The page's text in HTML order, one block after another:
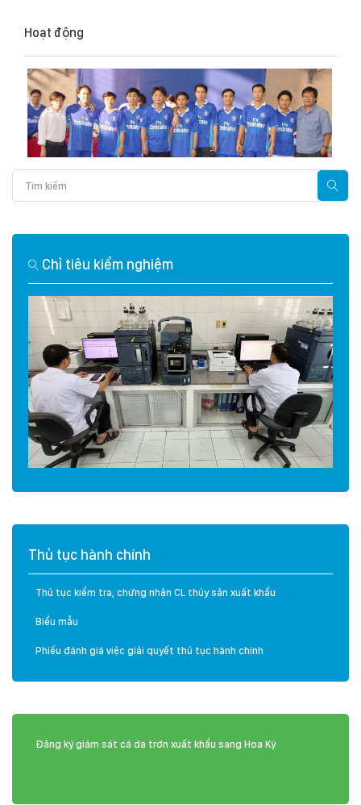
Hoạt động
Chỉ tiêu kiểm nghiệm
Thủ tục hành chính
Thủ tục kiểm tra, chứng nhận CL thủy sản xuất khẩu
Biểu mẫu
Phiếu đánh giá việc giải quyết thủ tục hành chính
Đăng ký giám sát cá da trơn xuất khẩu sang Hoa Kỳ